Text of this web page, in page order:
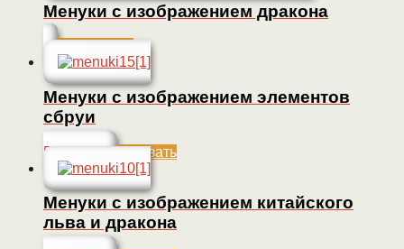
Менуки с изображением дракона
Подробнее
Менуки с изображением элементов
сбруи
55 000Р Заказать
Менуки с изображением китайского
льва и дракона